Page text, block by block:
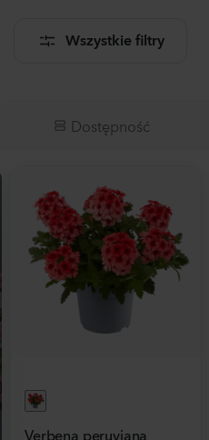
Wszystkie filtry
Dostępność
Verbena peruviana